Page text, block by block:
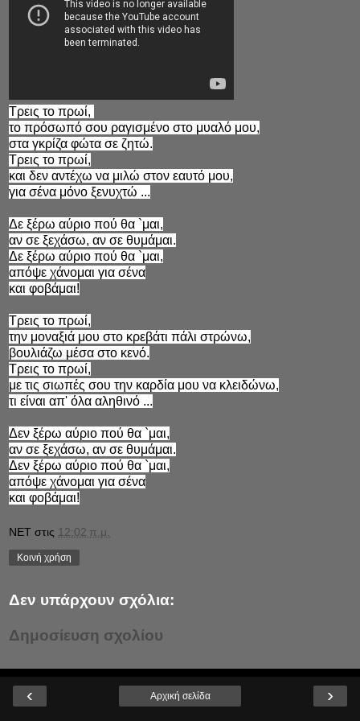
Τρεις το πρωί,
το πρόσωπό σου ραγισμένο στο μυαλό μου,
στα γκρίζα φώτα σε ζητώ.
Τρεις το πρωί,
και δεν αντέχω να μιλώ στον εαυτό μου,
για σένα μόνο ξενυχτώ ...
Δε ξέρω αύριο πού θα `μαι,
αν σε ξεχάσω, αν σε θυμάμαι.
Δε ξέρω αύριο πού θα `μαι,
απόψε χάνομαι για σένα
και φοβάμαι!
Τρεις το πρωί,
την μοναξιά μου στο κρεβάτι πάλι στρώνω,
βουλιάζω μέσα στο κενό.
Τρεις το πρωί,
με τις σιωπές σου την καρδία μου να κλειδώνω,
τι είναι απ' όλα αληθινό ...
Δεν ξέρω αύριο πού θα `μαι,
αν σε ξεχάσω, αν σε θυμάμαι.
Δεν ξέρω αύριο πού θα `μαι,
απόψε χάνομαι για σένα
και φοβάμαι!
NET στις 12:02 π.μ.
Κοινή χρήση
Δεν υπάρχουν σχόλια:
Δημοσίευση σχολίου
‹ ›
Αρχική σελίδα